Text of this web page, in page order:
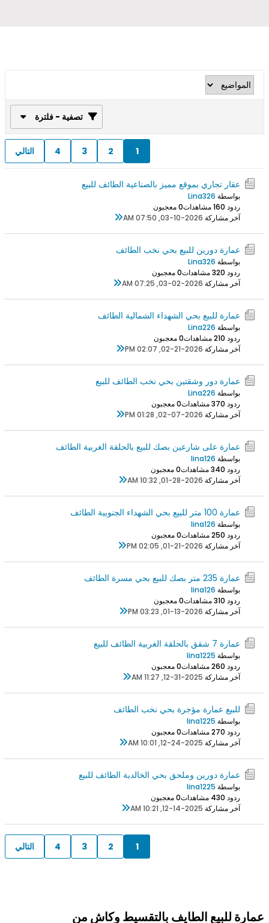
تصفية - فلترة
1
2
3
4 التالي
عقار تجاري بموقع مميز بالصناعية الطائف للبيع
بواسطة Lina326
ردود 0
16 مشاهدات
0 معجبون
آخر مشاركة 03-10-2026, 07:50 AM
عمارة دورين للبيع بحي نخب الطائف
بواسطة Lina326
ردود 0
32 مشاهدات
0 معجبون
آخر مشاركة 03-02-2026, 07:25 AM
عمارة للبيع بحي الشهداء الشمالية الطائف
بواسطة Lina226
ردود 0
21 مشاهدات
0 معجبون
آخر مشاركة 02-21-2026, 02:07 PM
عمارة دور وشقتين بحي نخب الطائف للبيع
بواسطة Lina226
ردود 0
37 مشاهدات
0 معجبون
آخر مشاركة 02-07-2026, 01:28 PM
عمارة على شارعين بصك للبيع بالحلقة الغربية الطائف
بواسطة lina126
ردود 0
34 مشاهدات
0 معجبون
آخر مشاركة 01-28-2026, 10:32 AM
عمارة 100 متر للبيع بحي الشهداء الجنوبية الطائف
بواسطة lina126
ردود 0
25 مشاهدات
0 معجبون
آخر مشاركة 01-21-2026, 02:05 PM
عمارة 235 متر بصك للبيع بحي مسرة الطائف
بواسطة lina126
ردود 0
31 مشاهدات
0 معجبون
آخر مشاركة 01-13-2026, 03:23 PM
عمارة 7 شقق بالحلقة الغربية الطائف للبيع
بواسطة lina1225
ردود 0
26 مشاهدات
0 معجبون
آخر مشاركة 12-31-2025, 11:27 AM
للبيع عمارة مؤجرة بحي نخب الطائف
بواسطة lina1225
ردود 0
27 مشاهدات
0 معجبون
آخر مشاركة 12-24-2025, 10:01 AM
عمارة دورين وملحق بحي الخالدية الطائف للبيع
بواسطة lina1225
ردود 0
43 مشاهدات
0 معجبون
آخر مشاركة 12-14-2025, 10:21 AM
1
2
3
4 التالي
عمارة للبيع الطايف بالتقسيط وكاش من